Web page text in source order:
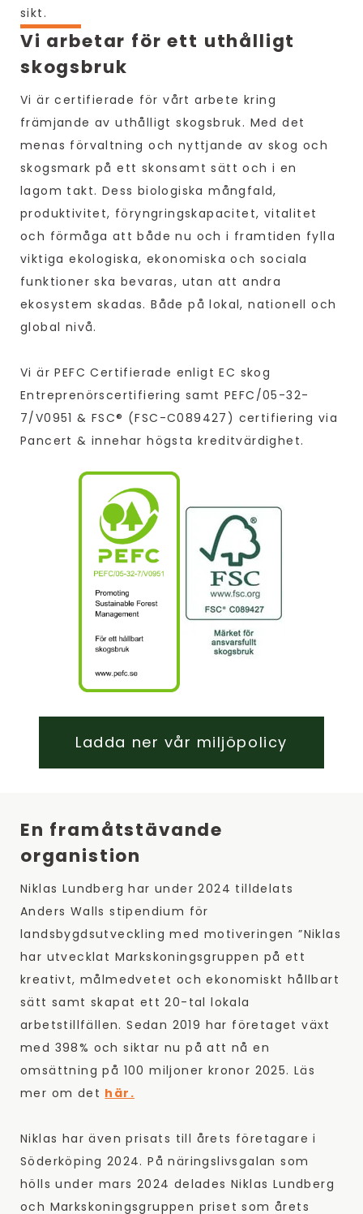
sikt.
Vi arbetar för ett uthålligt
skogsbruk
Vi är certifierade för vårt arbete kring
främjande av uthålligt skogsbruk. Med det
menas förvaltning och nyttjande av skog och
skogsmark på ett skonsamt sätt och i en
lagom takt. Dess biologiska mångfald,
produktivitet, föryngringskapacitet, vitalitet
och förmåga att både nu och i framtiden fylla
viktiga ekologiska, ekonomiska och sociala
funktioner ska bevaras, utan att andra
ekosystem skadas. Både på lokal, nationell och
global nivå.
Vi är PEFC Certifierade enligt EC skog
Entreprenörscertifiering samt PEFC/05-32-
7/V0951 & FSC® (FSC-C089427) certifiering via
Pancert & innehar högsta kreditvärdighet.
Ladda ner vår miljöpolicy
En framåtstävande
organistion
Niklas Lundberg har under 2024 tilldelats
Anders Walls stipendium för
landsbygdsutveckling med motiveringen ”Niklas
har utvecklat Markskoningsgruppen på ett
kreativt, målmedvetet och ekonomiskt hållbart
sätt samt skapat ett 20-tal lokala
arbetstillfällen. Sedan 2019 har företaget växt
med 398% och siktar nu på att nå en
omsättning på 100 miljoner kronor 2025. Läs
mer om det här.
Niklas har även prisats till årets företagare i
Söderköping 2024. På näringslivsgalan som
hölls under mars 2024 delades Niklas Lundberg
och Markskoningsgruppen priset som årets